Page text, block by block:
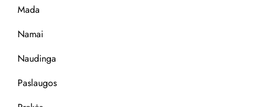
Mada
Namai
Naudinga
Paslaugos